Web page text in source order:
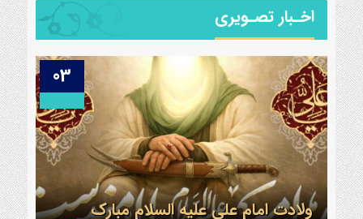
اخـبار تصـویری
21
03
ولادت امام علی علیه السلام مبارک اعتکاف